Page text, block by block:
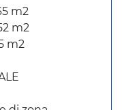
m2
m2
m2